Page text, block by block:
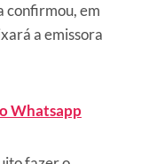
confirmou, em
a emissora
Whatsapp